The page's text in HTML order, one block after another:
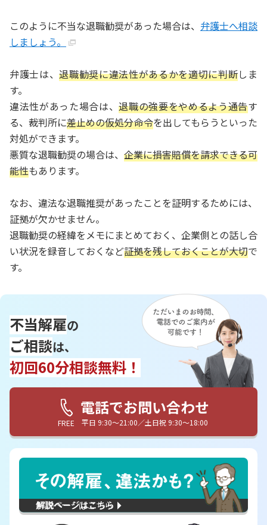
このように不当な退職勧奨があった場合は、 弁護士へ相談
しましょう。
弁護士は、退職勧奨に違法性があるかを適切に判断しま
す。
違法性があった場合は、退職の強要をやめるよう通告す
る、裁判所に差止めの仮処分命令を出してもらうといった
対処ができます。
悪質な退職勧奨の場合は、 企業に損害賠償を請求できる可
能性もあります。
なお、違法な退職推奨があったことを証明するためには、
証拠が欠かせません。
退職勧奨の経緯をメモにまとめておく、企業側との話し合
い状況を録音しておくなど証拠を残しておくことが大切で
す。
不当解雇の
ご相談は、
初回60分相談無料！
FREE
電話でお問い合わせ
平日 9:30〜21:00／土日祝 9:30〜18:00